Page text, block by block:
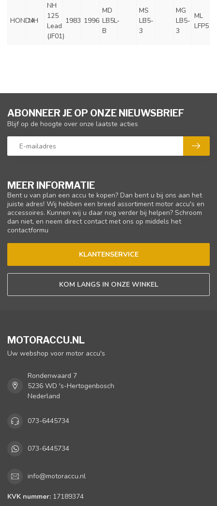
HONDA
NH
NH
125
Lead
(JF01)
1983 1996
MD
LB5L-
B
MS
LB5-
3
MG
LB5-
3
ML
LFP5
MEER INFORMATIE
Bent u van plan een accu te kopen? Dan bent u bij ons aan het
juiste adres! Wij hebben een breed assortiment motor accu's en
accessoires. Kunnen wij u daar nog verder bij helpen? Schroom
dan niet, en neem direct contact met ons op middels het
contactformu
KLANTENSERVICE
KOM LANGS IN ONZE WINKEL
ABONNEER JE OP ONZE NIEUWSBRIEF
Blijf op de hoogte over onze laatste acties
MOTORACCU.NL
Uw webshop voor motor accu's
Rondenwaard 7
5236 WD 's-Hertogenbosch
Nederland
073-6445734
073-6445734
info@motoraccu.nl
KVK nummer: 17189374